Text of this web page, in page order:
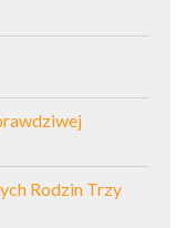
Rodzin Trzy